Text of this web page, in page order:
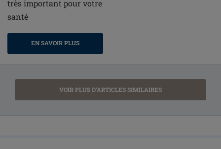
très important pour votre
santé
EN SAVOIR PLUS
VOIR PLUS D'ARTICLES SIMILAIRES